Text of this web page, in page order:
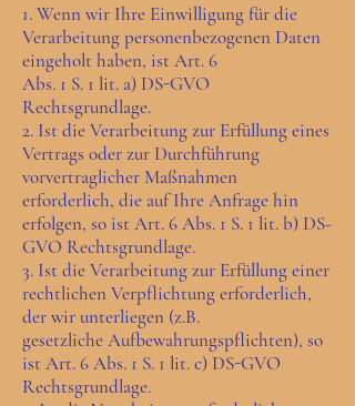
1. Wenn wir Ihre Einwilligung für die
Verarbeitung personenbezogenen Daten
eingeholt haben, ist Art. 6
Abs. 1 S. 1 lit. a) DS-GVO
Rechtsgrundlage.
2. Ist die Verarbeitung zur Erfüllung eines
Vertrags oder zur Durchführung
vorvertraglicher Maßnahmen
erforderlich, die auf Ihre Anfrage hin
erfolgen, so ist Art. 6 Abs. 1 S. 1 lit. b) DS-
GVO Rechtsgrundlage.
3. Ist die Verarbeitung zur Erfüllung einer
rechtlichen Verpflichtung erforderlich,
der wir unterliegen (z.B.
gesetzliche Aufbewahrungspflichten), so
ist Art. 6 Abs. 1 S. 1 lit. c) DS-GVO
Rechtsgrundlage.